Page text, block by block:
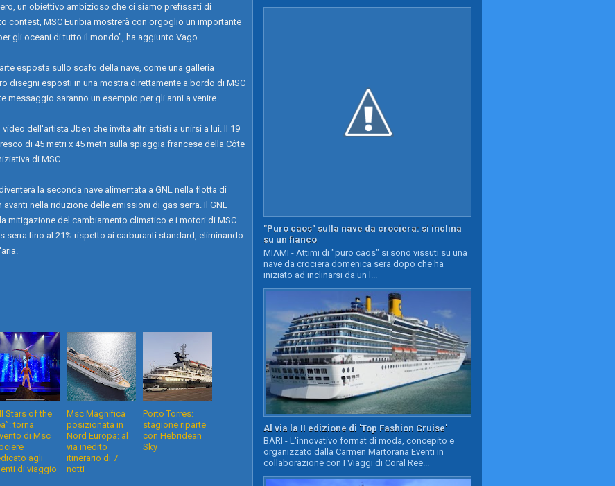
un obiettivo ambizioso che ci siamo prefissati di
contest, MSC Euribia mostrerà con orgoglio un importante
gli oceani di tutto il mondo", ha aggiunto Vago.
esposta sullo scafo della nave, come una galleria
disegni esposti in una mostra direttamente a bordo di MSC
messaggio saranno un esempio per gli anni a venire.
dell'artista Jben che invita altri artisti a unirsi a lui. Il 19
di 45 metri x 45 metri sulla spiaggia francese della Côte
di MSC.
la seconda nave alimentata a GNL nella flotta di
nella riduzione delle emissioni di gas serra. Il GNL
mitigazione del cambiamento climatico e i motori di MSC
serra fino al 21% rispetto ai carburanti standard, eliminando
Stars of the
torna
di Msc
agli
di viaggio
Msc Magnifica
posizionata in
Nord Europa: al
via inedito
itinerario di 7
notti
Porto Torres:
stagione riparte
con Hebridean
Sky
"Puro caos" sulla nave da crociera: si inclina
su un fianco
MIAMI - Attimi di "puro caos" si sono vissuti su una
nave da crociera domenica sera dopo che ha
iniziato ad inclinarsi da un l...
Al via la II edizione di 'Top Fashion Cruise'
BARI - L'innovativo format di moda, concepito e
organizzato dalla Carmen Martorana Eventi in
collaborazione con I Viaggi di Coral Ree...